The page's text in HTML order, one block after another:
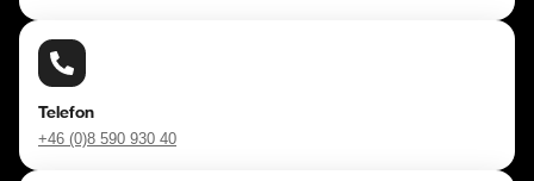
Telefon
+46 (0)8 590 930 40